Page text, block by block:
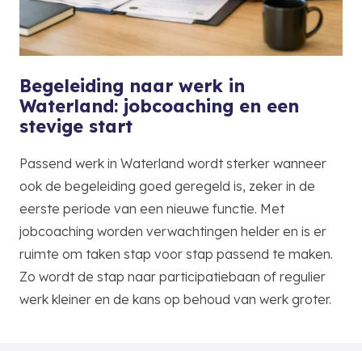
Begeleiding naar werk in
Waterland: jobcoaching en een
stevige start
Passend werk in Waterland wordt sterker wanneer
ook de begeleiding goed geregeld is, zeker in de
eerste periode van een nieuwe functie. Met
jobcoaching worden verwachtingen helder en is er
ruimte om taken stap voor stap passend te maken.
Zo wordt de stap naar participatiebaan of regulier
werk kleiner en de kans op behoud van werk groter.